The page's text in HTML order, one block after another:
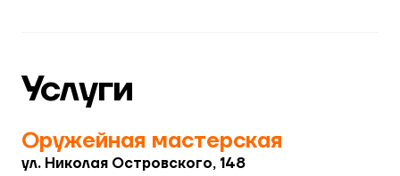
Услуги
Оружейная мастерская
ул. Николая Островского, 148